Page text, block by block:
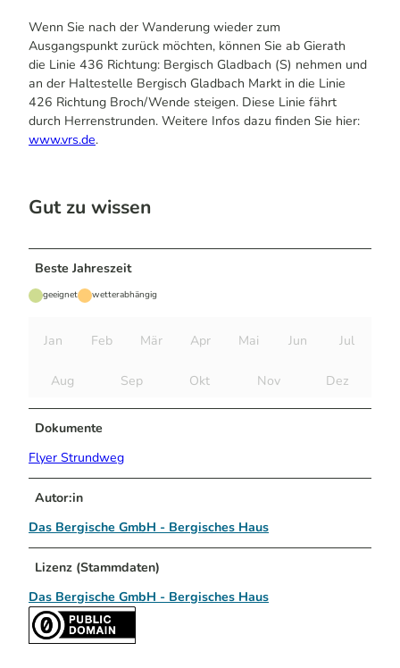
Wenn Sie nach der Wanderung wieder zum
Ausgangspunkt zurück möchten, können Sie ab Gierath
die Linie 436 Richtung: Bergisch Gladbach (S) nehmen und
an der Haltestelle Bergisch Gladbach Markt in die Linie
426 Richtung Broch/Wende steigen. Diese Linie fährt
durch Herrenstrunden. Weitere Infos dazu finden Sie hier:
www.vrs.de.
Gut zu wissen
Beste Jahreszeit
geeignet wetterabhängig
Jan Feb Mär Apr Mai Jun Jul
Aug Sep Okt Nov Dez
Dokumente
Flyer Strundweg
Autor:in
Das Bergische GmbH - Bergisches Haus
Lizenz (Stammdaten)
Das Bergische GmbH - Bergisches Haus